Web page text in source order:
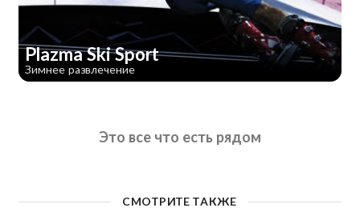
Plazma Ski Sport
Зимнее развлечение
Это все что есть рядом
СМОТРИТЕ ТАКЖЕ